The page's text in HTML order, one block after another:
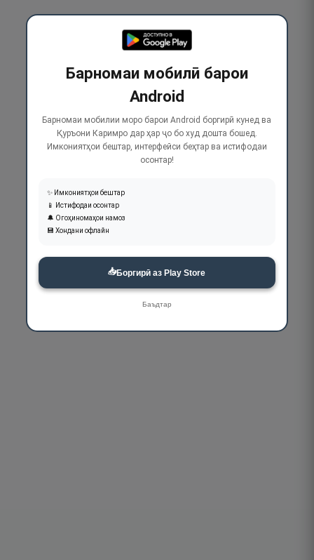
Барномаи мобилӣ барои
Android
Барномаи мобилии моро барои Android боргирӣ кунед ва
Қуръони Каримро дар ҳар ҷо бо худ дошта бошед.
Имкониятҳои бештар, интерфейси беҳтар ва истифодаи
осонтар!
✨ Имкониятҳои бештар
📱 Истифодаи осонтар
🔔 Огоҳиномаҳои намоз
💾 Хондани офлайн
📥Боргирӣ аз Play Store
Баъдтар